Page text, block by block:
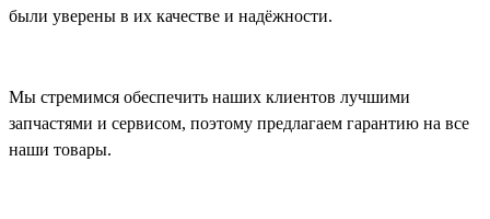
были уверены в их качестве и надёжности.
Мы стремимся обеспечить наших клиентов лучшими
запчастями и сервисом, поэтому предлагаем гарантию на все
наши товары.